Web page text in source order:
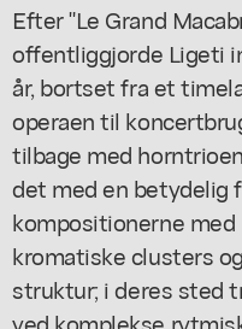
Efter "Le Grand
offentliggjorde Ligeti
år, bortset fra et
operaen til
tilbage med
det med en betydelig
kompositionerne
kromatiske clusters
struktur; i deres sted
ved komplekse